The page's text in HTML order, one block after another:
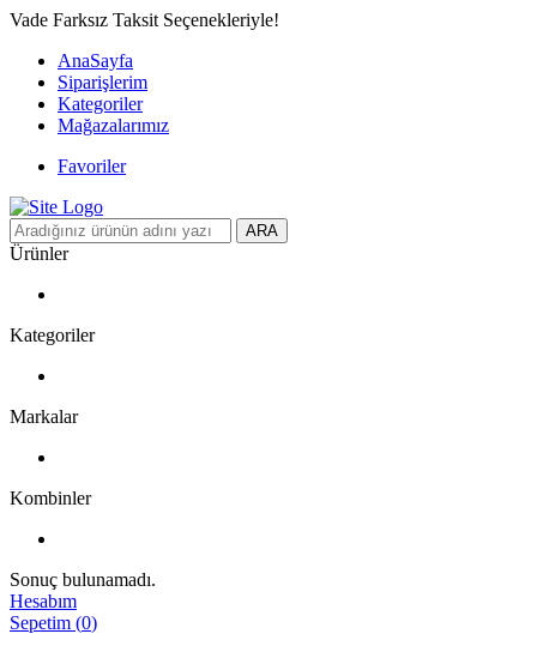
Vade Farksız Taksit Seçenekleriyle!
AnaSayfa
Siparişlerim
Kategoriler
Mağazalarımız
Favoriler
ARA
Ürünler
Kategoriler
Markalar
Kombinler
Sonuç bulunamadı.
Hesabım
Sepetim (0)